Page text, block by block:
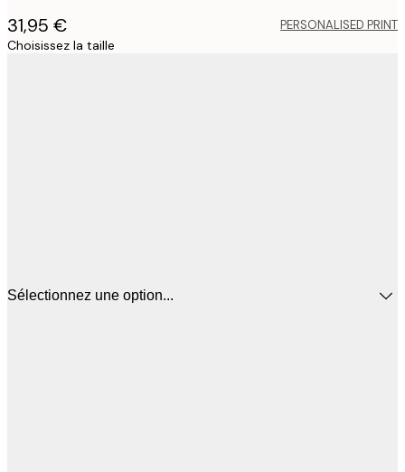
31,95 € PERSONALISED PRINT
Choisissez la taille
Sélectionnez une option...